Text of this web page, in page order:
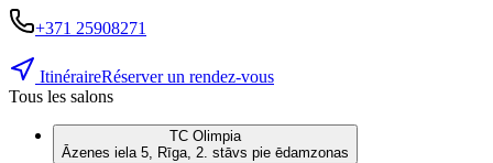
+371 25908271
ItinéraireRéserver un rendez-vous
Tous les salons
TC Olimpia
Āzenes iela 5, Rīga, 2. stāvs pie ēdamzonas